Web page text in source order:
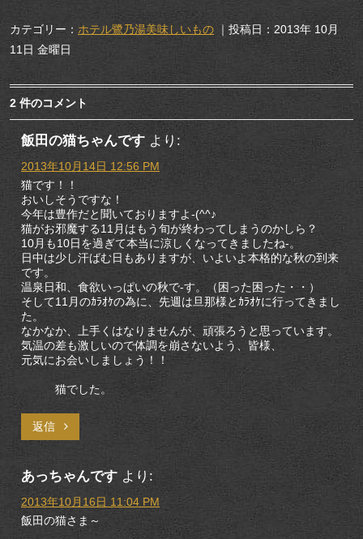
カテゴリー： ホテル鷺乃湯美味しいもの ｜投稿日：2013年 10月
11日 金曜日
2 件のコメント
飯田の猫ちゃんです より:
2013年10月14日 12:56 PM
猫です！！
おいしそうですな！
今年は豊作だと聞いておりますよ-(^^♪
猫がお邪魔する11月はもう旬が終わってしまうのかしら？
10月も10日を過ぎて本当に涼しくなってきましたね-。
日中は少し汗ばむ日もありますが、いよいよ本格的な秋の到来
です。
温泉日和、食欲いっぱいの秋で-す。（困った困った・・）
そして11月のｶﾗｵｹの為に、先週は旦那様とｶﾗｵｹに行ってきまし
た。
なかなか、上手くはなりませんが、頑張ろうと思っています。
気温の差も激しいので体調を崩さないよう、皆様、
元気にお会いしましょう！！
猫でした。
返信
あっちゃんです より:
2013年10月16日 11:04 PM
飯田の猫さま～